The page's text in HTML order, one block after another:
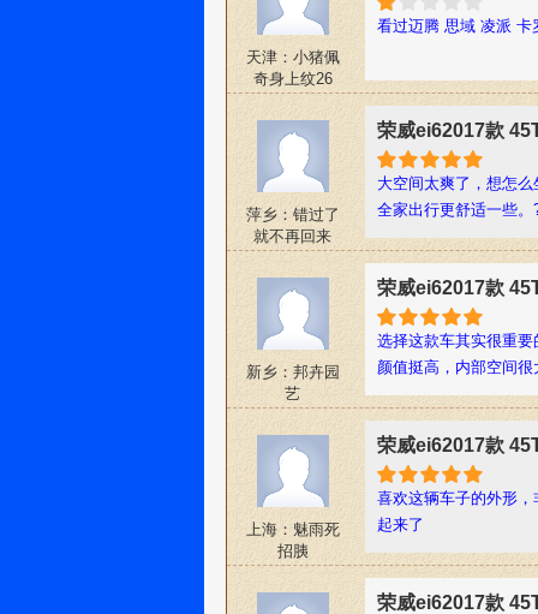
天津：小猪佩
奇身上纹26
看过迈腾 思域 凌派 卡
萍乡：错过了
就不再回来
荣威ei62017款
大空间太爽了，想怎
全家出行更舒适一些。
新乡：邦卉园
艺
荣威ei62017款
选择这款车其实很重
颜值挺高，内部空间
上海：魅雨死
招胰
荣威ei62017款
喜欢这辆车子的外形
起来了
荣威ei62017款